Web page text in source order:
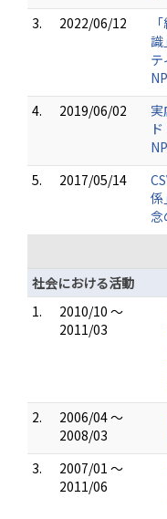
3.
2022/06/12
識
4.
2019/06/02
実
5.
2017/05/14
係
念
社会における活動
1.
2010/10 ～
2011/03
2.
2006/04 ～
2008/03
3.
2007/01 ～
2011/06